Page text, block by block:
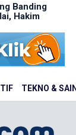
TEKNO &
Banding
Hakim